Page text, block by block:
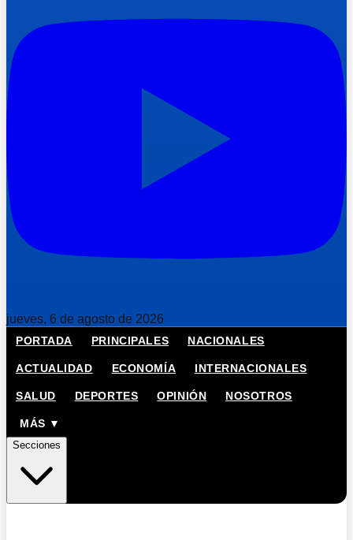
jueves, 6 de agosto de 2026
PORTADA PRINCIPALES NACIONALES
ACTUALIDAD ECONOMÍA INTERNACIONALES
SALUD DEPORTES OPINIÓN NOSOTROS
MÁS ▼
Secciones